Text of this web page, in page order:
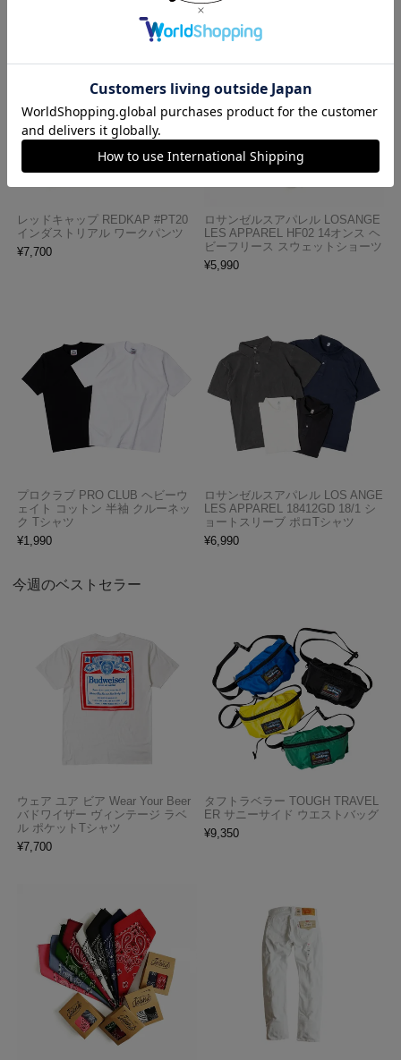
レッドキャップ REDKAP #PT20
インダストリアル ワークパンツ
¥7,700
ロサンゼルスアパレル LOSANGE
LES APPAREL HF02 14オンス ヘ
ビーフリース スウェットショーツ
¥5,990
プロクラブ PRO CLUB ヘビーウ
ェイト コットン 半袖 クルーネッ
ク Tシャツ
¥1,990
ロサンゼルスアパレル LOS ANGE
LES APPAREL 18412GD 18/1 シ
ョートスリーブ ポロTシャツ
¥6,990
今週のベストセラー
ウェア ユア ビア Wear Your Beer
バドワイザー ヴィンテージ ラベ
ル ポケットTシャツ
¥7,700
タフトラベラー TOUGH TRAVEL
ER サニーサイド ウエストバッグ
¥9,350